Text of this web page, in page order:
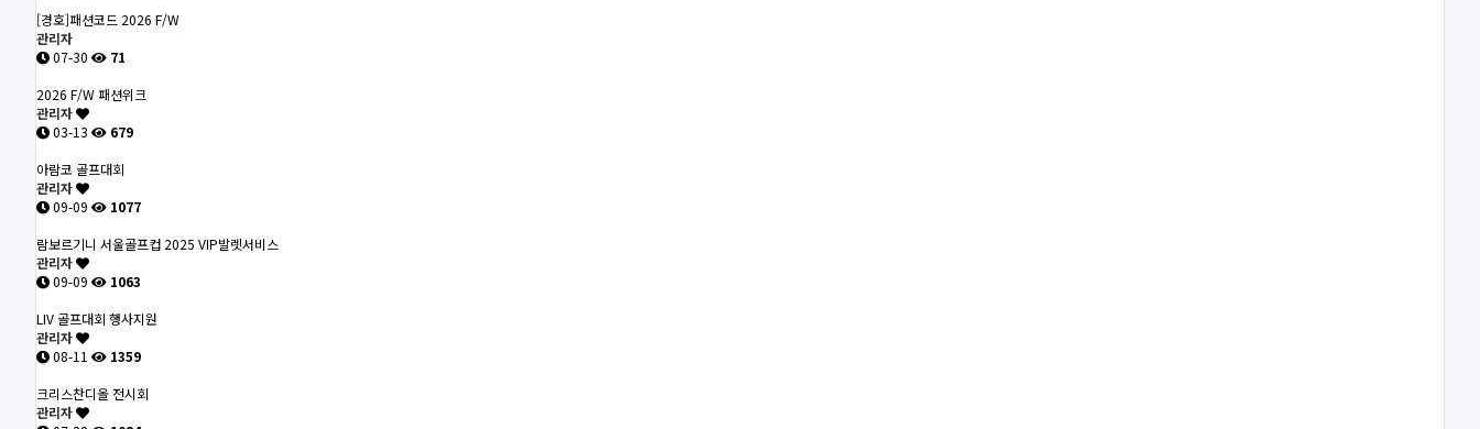
[경호]패션코드 2026 F/W
관리자
07-30
71
2026 F/W 패션위크
관리자
03-13
679
아람코 골프대회
관리자
09-09
1077
람보르기니 서울골프컵 2025 VIP발렛서비스
관리자
09-09
1063
LIV 골프대회 행사지원
관리자
08-11
1359
크리스찬디올 전시회
관리자